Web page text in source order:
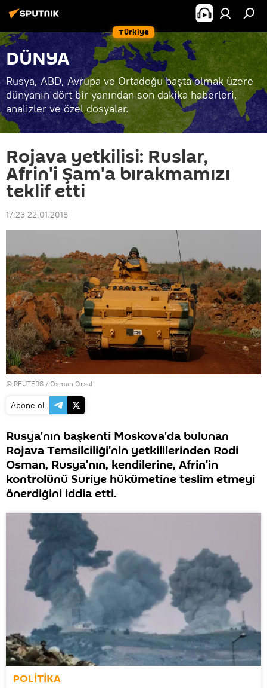
Türkiye
DÜNYA
Rusya, ABD, Avrupa ve Ortadoğu başta olmak üzere
dünyanın dört bir yanından son dakika haberleri,
analizler ve özel dosyalar.
Rojava yetkilisi: Ruslar,
Afrin'i Şam'a bırakmamızı
teklif etti
17:23 22.01.2018
© REUTERS / Osman Orsal
Abone ol
Rusya'nın başkenti Moskova'da bulunan
Rojava Temsilciliği'nin yetkililerinden Rodi
Osman, Rusya'nın, kendilerine, Afrin'in
kontrolünü Suriye hükümetine teslim etmeyi
önerdiğini iddia etti.
POLİTİKA